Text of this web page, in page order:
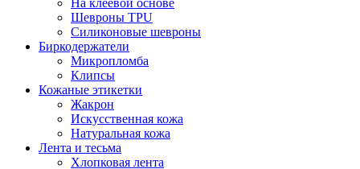
На клеевой основе
Шевроны TPU
Силиконовые шевроны
Биркодержатели
Микропломба
Клипсы
Кожаные этикетки
Жакрон
Искусственная кожа
Натуральная кожа
Лента и тесьма
Хлопковая лента